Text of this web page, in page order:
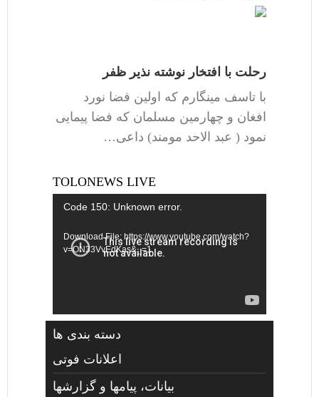
رحلت با افتخار نوشته نذیر ظفر
با تاسف مینگارم که اولین فضا نورد
افغان و چهارمین مسلمان که فضا پیمایی
نمود ( عبد الاحد مومند) داعی…
TOLONEWS LIVE
Video
Code 150: Unknown error.
Download File: https://www.youtube.com/watch?
v=ON33VvEdKas&_=1
دسته بندی ها
اعلانات فوتی
بیانات، پیامها و گزارشها